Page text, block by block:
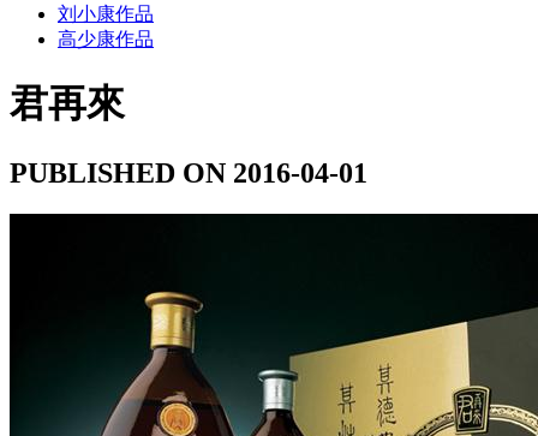
刘小康作品
高少康作品
君再來
PUBLISHED ON 2016-04-01